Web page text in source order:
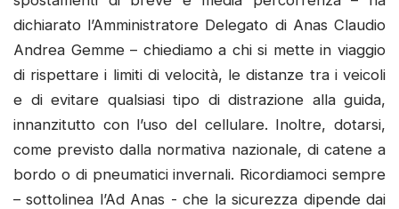
dichiarato l’Amministratore Delegato di Anas Claudio
Andrea Gemme – chiediamo a chi si mette in viaggio
di rispettare i limiti di velocità, le distanze tra i veicoli
e di evitare qualsiasi tipo di distrazione alla guida,
innanzitutto con l’uso del cellulare. Inoltre, dotarsi,
come previsto dalla normativa nazionale, di catene a
bordo o di pneumatici invernali. Ricordiamoci sempre
– sottolinea l’Ad Anas - che la sicurezza dipende dai